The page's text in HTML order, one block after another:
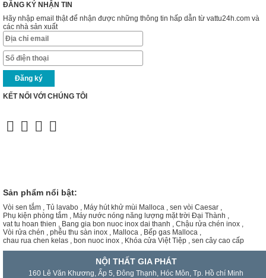
ĐĂNG KÝ NHẬN TIN
Hãy nhập email thật để nhận được những thông tin hấp dẫn từ vattu24h.com và
các nhà sản xuất
KẾT NỐI VỚI CHÚNG TÔI
Sản phẩm nổi bật:
Vòi sen tắm , Tủ lavabo , Máy hút khử mùi Malloca , sen vòi Caesar ,
Phụ kiện phòng tắm , Máy nước nóng năng lượng mặt trời Đại Thành ,
vat tu hoan thien , Bang gia bon nuoc inox dai thanh , Chậu rửa chén inox ,
Vòi rửa chén , phễu thu sàn inox , Malloca , Bếp gas Malloca ,
chau rua chen kelas , bon nuoc inox , Khóa cửa Việt Tiệp , sen cây cao cấp
NỘI THẤT GIA PHÁT
160 Lê Văn Khương, Ấp 5, Đông Thạnh, Hóc Môn, Tp. Hồ chí Minh